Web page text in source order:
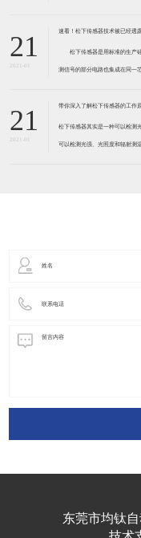
带有应变片的弹性体组成。弹性
21
2021-01
速看！松下传感器技术被已经透
松下传感器是用标准的生产硅
测信号的部分电路也集成在同
器是利用相应材料的浆料，涂覆
21
2021-01
带你深入了解松下传感器的工作
松下传感器其实是一种可以检测
可以检测光强、光照度和辐射测
东莞市均钛